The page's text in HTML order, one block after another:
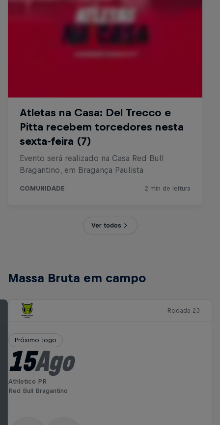
Ver todos
Massa Bruta em campo
Rodada 23
Próximo Jogo
15Ago
Athletico PR
Red Bull Bragantino